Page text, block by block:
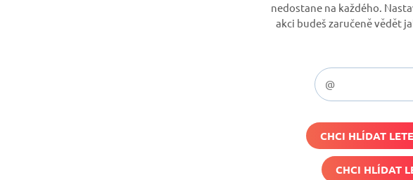
nedostane na každého.
akci budeš zaručeně vědět
CHCI HLÍDAT
CHCI HLÍDAT